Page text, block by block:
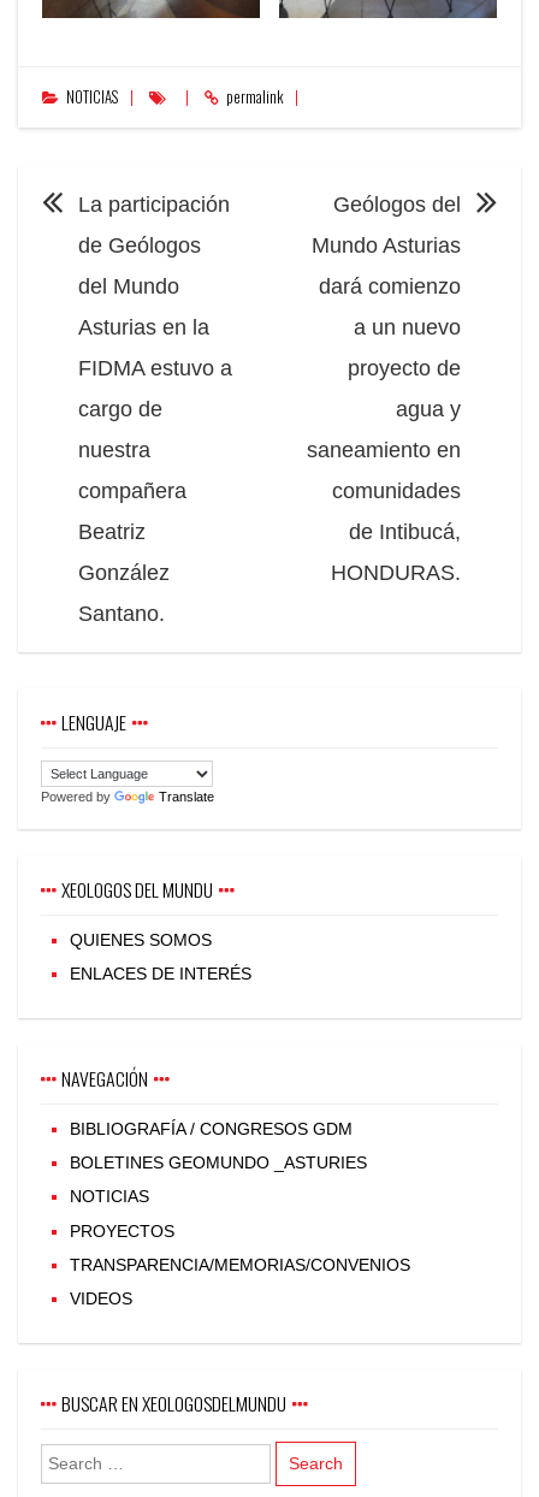
NOTICIAS permalink
NAVEGACIÓN
La participación
de Geólogos
del Mundo
Asturias en la
FIDMA estuvo a
cargo de
nuestra
compañera
Beatriz
González
Santano.
Geólogos del
Mundo Asturias
dará comienzo
a un nuevo
proyecto de
agua y
saneamiento en
comunidades
de Intibucá,
HONDURAS.
LENGUAJE
Powered by Translate
XEOLOGOS DEL MUNDU
QUIENES SOMOS
ENLACES DE INTERÉS
NAVEGACIÓN
BIBLIOGRAFÍA / CONGRESOS GDM
BOLETINES GEOMUNDO _ASTURIES
NOTICIAS
PROYECTOS
TRANSPARENCIA/MEMORIAS/CONVENIOS
VIDEOS
BUSCAR EN XEOLOGOSDELMUNDU